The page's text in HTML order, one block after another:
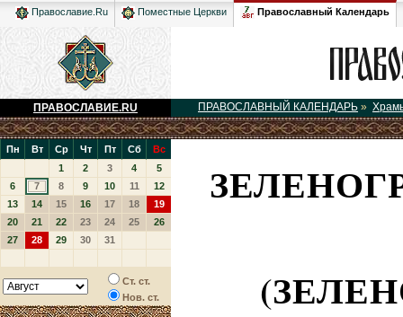
Православие.Ru Поместные Церкви Православный Календарь
ПРАВОСЛАВИЕ.RU ПРАВОСЛАВНЫЙ КАЛЕНДАРЬ »
Пн Вт Ср Чт Пт Сб
Вс
1
2 3 4
5
6
7 8 9 10 11
12
13
14 15 16 17 18
19
20
21 22 23 24 25
26
27
28 29 30 31
Ст. ст.
Нов. ст.